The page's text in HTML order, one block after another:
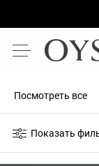
Посмотреть все
Показать